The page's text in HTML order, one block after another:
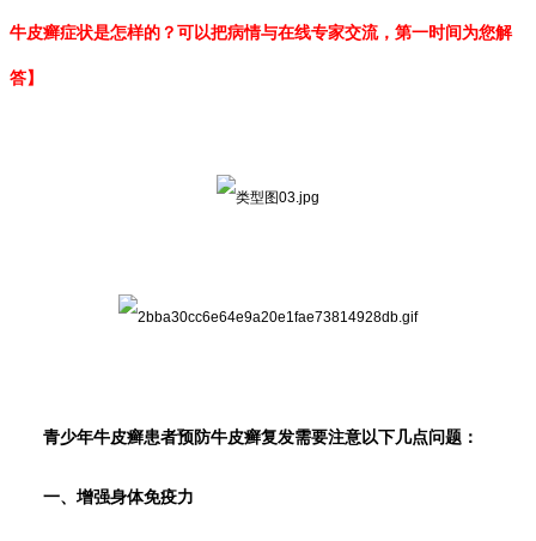
牛皮癣症状是怎样的？可以把病情与在线专家交流，第一时间为您解
答】
青少年牛皮癣患者预防牛皮癣复发需要注意以下几点问题：
一、增强身体免疫力